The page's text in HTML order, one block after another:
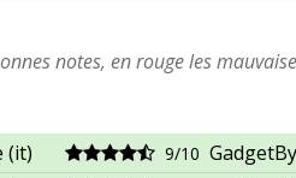
notes, en rouge les
(it) 9/10